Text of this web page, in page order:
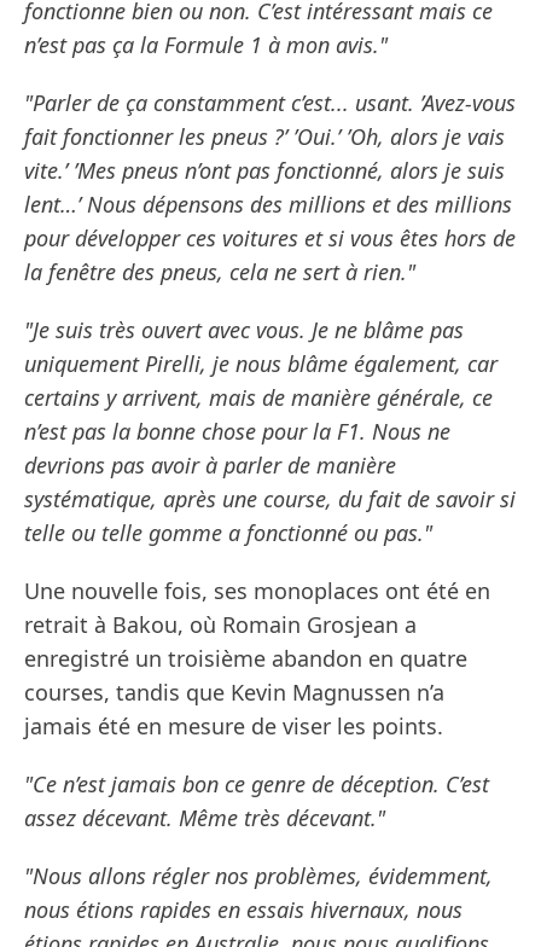
fonctionne bien ou non. C’est intéressant mais ce
n’est pas ça la Formule 1 à mon avis."
"Parler de ça constamment c’est... usant. ’Avez-vous
fait fonctionner les pneus ?’ ’Oui.’ ’Oh, alors je vais
vite.’ ’Mes pneus n’ont pas fonctionné, alors je suis
lent…’ Nous dépensons des millions et des millions
pour développer ces voitures et si vous êtes hors de
la fenêtre des pneus, cela ne sert à rien."
"Je suis très ouvert avec vous. Je ne blâme pas
uniquement Pirelli, je nous blâme également, car
certains y arrivent, mais de manière générale, ce
n’est pas la bonne chose pour la F1. Nous ne
devrions pas avoir à parler de manière
systématique, après une course, du fait de savoir si
telle ou telle gomme a fonctionné ou pas."
Une nouvelle fois, ses monoplaces ont été en
retrait à Bakou, où Romain Grosjean a
enregistré un troisième abandon en quatre
courses, tandis que Kevin Magnussen n’a
jamais été en mesure de viser les points.
"Ce n’est jamais bon ce genre de déception. C’est
assez décevant. Même très décevant."
"Nous allons régler nos problèmes, évidemment,
nous étions rapides en essais hivernaux, nous